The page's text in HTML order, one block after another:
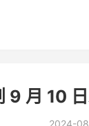
9 月 10
2024-